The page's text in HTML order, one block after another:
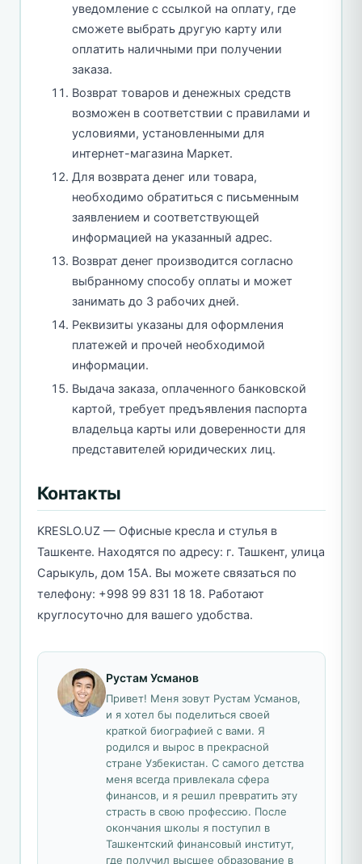
уведомление с ссылкой на оплату, где
сможете выбрать другую карту или
оплатить наличными при получении
заказа.
Возврат товаров и денежных средств
возможен в соответствии с правилами и
условиями, установленными для
интернет-магазина Маркет.
Для возврата денег или товара,
необходимо обратиться с письменным
заявлением и соответствующей
информацией на указанный адрес.
Возврат денег производится согласно
выбранному способу оплаты и может
занимать до 3 рабочих дней.
Реквизиты указаны для оформления
платежей и прочей необходимой
информации.
Выдача заказа, оплаченного банковской
картой, требует предъявления паспорта
владельца карты или доверенности для
представителей юридических лиц.
Контакты
KRESLO.UZ — Офисные кресла и стулья в
Ташкенте. Находятся по адресу: г. Ташкент, улица
Сарыкуль, дом 15А. Вы можете связаться по
телефону: +998 99 831 18 18. Работают
круглосуточно для вашего удобства.
Рустам Усманов
Привет! Меня зовут Рустам Усманов,
и я хотел бы поделиться своей
краткой биографией с вами. Я
родился и вырос в прекрасной
стране Узбекистан. С самого детства
меня всегда привлекала сфера
финансов, и я решил превратить эту
страсть в свою профессию. После
окончания школы я поступил в
Ташкентский финансовый институт,
где получил высшее образование в